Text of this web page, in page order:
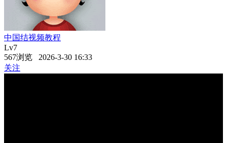
中国结视频教程
Lv7
567浏览 2026-3-30 16:33
关注